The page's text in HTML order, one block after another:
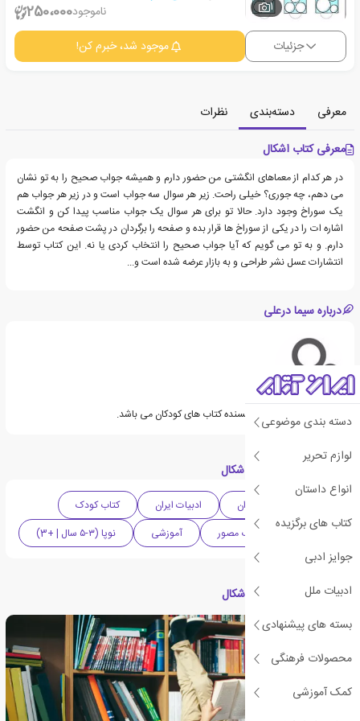
دسته بندی موضوعی
لوازم تحریر
انواع داستان
کتاب های برگزیده
جوایز ادبی
ادبیات ملل
بسته های پیشنهادی
محصولات فرهنگی
کمک آموزشی
1
ناموجود250،000
جزئیات موجود شد، خبرم کن!
معرفی دسته‌بندی
نظرات
معرفی کتاب اشکال
در هر کدام از معماهای انگشتی من حضور دارم و همیشه جواب صحیح را به تو نشان
می دهم، چه جوری؟ خیلی راحت. زیر هر سوال سه جواب است و در زیر هر جواب هم
یک سوراخ وجود دارد. حالا تو برای هر سوال یک جواب مناسب پیدا کن و انگشت
اشاره ات را در یکی از سوراخ ها قرار بده و صفحه را برگردان در پشت صفحه من حضور
دارم. و به تو می گویم که آیا جواب صحیح را انتخاب کردی یا نه. این کتاب توسط
انتشارات عسل نشر طراحی و به بازار عرضه شده است و...
درباره سیما درعلی
سیما دورعلی مترجم و نویسنده کتاب های کودکان می باشد.
دسته بندی های کتاب اشکال
ادبیات کودک و نوجوان ادبیات ایران
کتاب کودک
سرگرمی
کتاب مصور آموزشی نوپا (۳-۵ سال | +3)
مقالات مرتبط با کتاب اشکال